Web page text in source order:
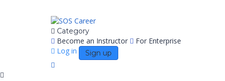
Category
Become an Instructor
For Enterprise
Log in
Sign up